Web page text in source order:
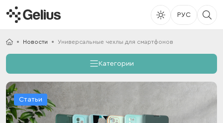
РУС
Новости Универсальные чехлы для смартфонов
Категории
Статьи